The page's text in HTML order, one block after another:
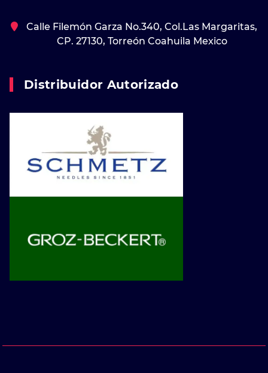
Calle Filemón Garza No.340, Col.Las Margaritas,
CP. 27130, Torreón Coahuila Mexico
Distribuidor Autorizado